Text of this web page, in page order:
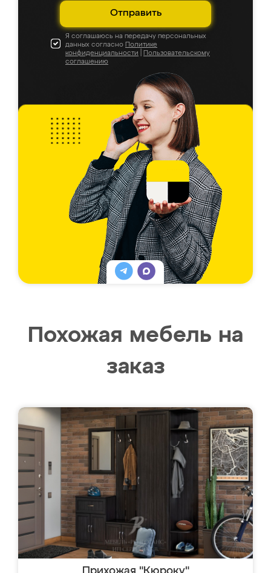
Отправить
Я соглашаюсь на передачу персональных
данных согласно Политике
конфиденциальности
Пользовательскому
соглашению
Похожая мебель на
заказ